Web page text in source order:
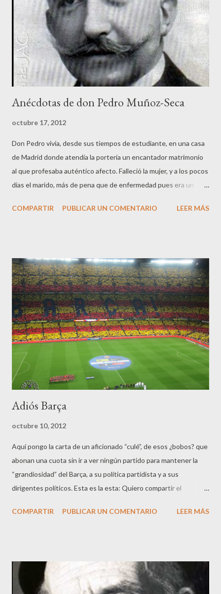
prioridades de gasto por encima de la reposición. Asimismo, la
Mesa ha determinado que Sus Señorías podrán hacer uso de los
servicios informáticos del Congreso para la repara...
Anécdotas de don Pedro Muñoz-Seca
octubre 17, 2012
Don Pedro vivía, desde sus tiempos de estudiante, en una casa
de Madrid donde atendía la portería un encantador matrimonio
al que profesaba auténtico afecto. Falleció la mujer, y a los pocos
días el marido, más de pena que de enfermedad pues era un
se dirigió a don Pedro, muy afectado tras la muerte de sus
VIRTUD DE LOS DOS QUE ESTÁN, CON SEGURIDAD, EN EL
CIELO JUNTO A DIOS. Corría mil novecientos veintitantos y,
en aquella época, era preceptivo que la Curia diocesana
aprobara el texto de los epitafios que habían de adornar los
enterramientos. Así que don Pedro recibió una carta del
Obispado de Madrid reconviniéndole a modificar el verso,
puesto que nadie, ni siquiera el propio Obispo de la diócesis o el
Santo Padre, incluso, podían afirmar...
COMPARTIR PUBLICAR UN COMENTARIO LEER MÁS
Adiós Barça
octubre 10, 2012
Aquí pongo la carta de un aficionado “culé”, de esos ¿bobos? que
abonan una cuota sin ir a ver ningún partido para mantener la
“grandiosidad” del Barça, a su política partidista y a sus
dirigentes políticos. Esta es la esta: Quiero compartir el
club desde hace años, y tras lo ocurrido en el campo nuevo este
parecer, que se ha montado en el Campo Nuevo este fin de
semana, con motivo del partido F.C. Barcelona-R.Madrid,
COMPARTIR PUBLICAR UN COMENTARIO LEER MÁS